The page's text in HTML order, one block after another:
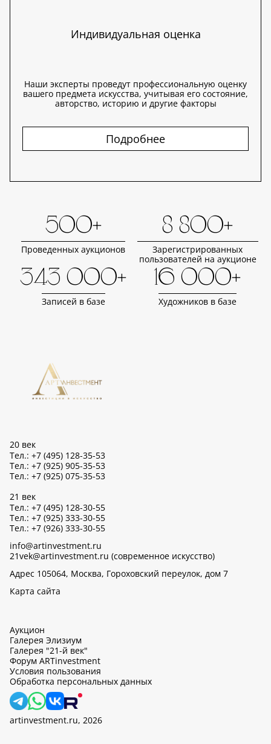
Индивидуальная оценка
Наши эксперты проведут профессиональную оценку
вашего предмета искусства, учитывая его состояние,
авторство, историю и другие факторы
Подробнее
500+
Проведенных аукционов
8 800+
Зарегистрированных
пользователей на аукционе
343 000+
Записей в базе
16 000+
Художников в базе
20 век
Тел.: +7 (495) 128-35-53
Тел.: +7 (925) 905-35-53
Тел.: +7 (925) 075-35-53
21 век
Тел.: +7 (495) 128-30-55
Тел.: +7 (925) 333-30-55
Тел.: +7 (926) 333-30-55
info@artinvestment.ru
21vek@artinvestment.ru (современное искусство)
Адрес 105064, Москва, Гороховский переулок, дом 7
Карта сайта
Аукцион
Галерея Элизиум
Галерея "21-й век"
Форум ARTinvestment
Условия пользования
Обработка персональных данных
artinvestment.ru, 2026